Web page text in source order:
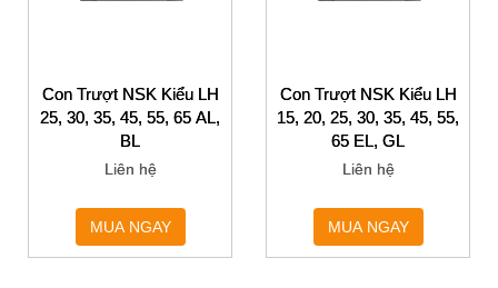
Con Trượt NSK Kiểu LH
25, 30, 35, 45, 55, 65 AL,
BL
Liên hệ
MUA NGAY
Con Trượt NSK Kiểu LH
15, 20, 25, 30, 35, 45, 55,
65 EL, GL
Liên hệ
MUA NGAY